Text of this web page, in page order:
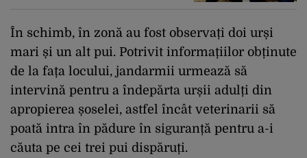
În schimb, în zonă au fost observați doi urși
mari și un alt pui. Potrivit informațiilor obținute
de la fața locului, jandarmii urmează să
intervină pentru a îndepărta urșii adulți din
apropierea șoselei, astfel încât veterinarii să
poată intra în pădure în siguranță pentru a-i
căuta pe cei trei pui dispăruți.